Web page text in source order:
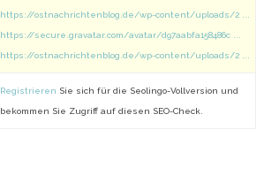
https://ostnachrichtenblog.de/wp-content/uploads/2 ...
https://secure.gravatar.com/avatar/d97aabfa158486c ...
https://ostnachrichtenblog.de/wp-content/uploads/2 ...
Registrieren Sie sich für die Seolingo-Vollversion und
bekommen Sie Zugriff auf diesen SEO-Check.